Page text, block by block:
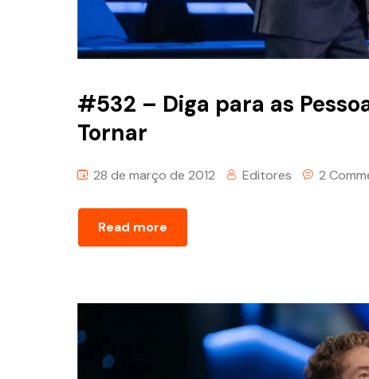
#532 – Diga para as
Tornar
28 de março de 2012 Editores 2
Read more